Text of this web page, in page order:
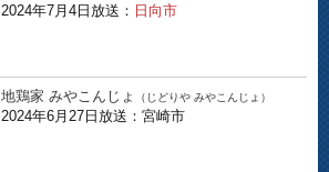
2024年7月4日放送： 日向市
地鶏家 みやこんじょ （じどりや みやこんじょ）
2024年6月27日放送：宮崎市